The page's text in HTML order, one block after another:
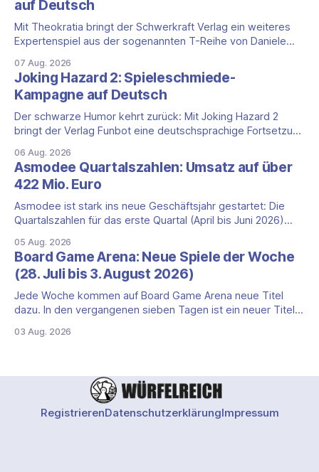
auf Deutsch
Mit Theokratia bringt der Schwerkraft Verlag ein weiteres
Expertenspiel aus der sogenannten T-Reihe von Daniele
Tekhenu und Tzolk'in gehören. Der Aufhänger ist ein
ungewöhnlicher Perspektivwechsel: Sie steuern nicht die
eigene Zivilisation, sondern eine hochentwickelte
außerirdische Gottheit, die vier
07 Aug. 2026
Joking Hazard 2: Spieleschmiede-
Kampagne auf Deutsch
Der schwarze Humor kehrt zurück: Mit Joking Hazard 2
bringt der Verlag Funbot eine deutschsprachige Fortsetzung
Happiness (Explosm) auf die Spieleschmiede. Wir ordnen
ein, was die Kampagne unter dem Motto „Die fiesen
Comics sind zurück!" bietet und wo sie schweigt.
06 Aug. 2026
Asmodee Quartalszahlen: Umsatz auf über
422 Mio. Euro
Asmodee ist stark ins neue Geschäftsjahr gestartet: Die
Quartalszahlen für das erste Quartal (April bis Juni 2026)
Prozent auf 422,1 Millionen Euro. Getragen wird das
Wachstum weiter von den Sammelkartenspielen, doch
erstmals seit Monaten zeigt auch das klassische
Brettspielgeschäft wieder
05 Aug. 2026
Board Game Arena: Neue Spiele der Woche
(28. Juli bis 3. August 2026)
Jede Woche kommen auf Board Game Arena neue Titel
dazu. In den vergangenen sieben Tagen ist ein neuer Titel
bekanntesten kooperativen Zombiespiele. Wir stellen dir
03 Aug. 2026
RegistrierenDatenschutzerklärungImpressum